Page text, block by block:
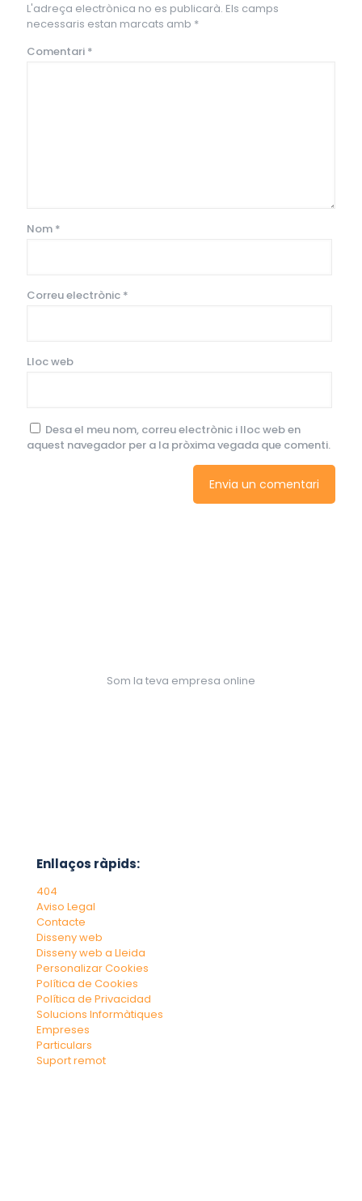
L'adreça electrònica no es publicarà. Els camps
necessaris estan marcats amb *
Comentari *
Nom *
Correu electrònic *
Lloc web
Desa el meu nom, correu electrònic i lloc web en
aquest navegador per a la pròxima vegada que comenti.
Som la teva empresa online
Enllaços ràpids:
404
Aviso Legal
Contacte
Disseny web
Disseny web a Lleida
Personalizar Cookies
Política de Cookies
Política de Privacidad
Solucions Informàtiques
Empreses
Particulars
Suport remot